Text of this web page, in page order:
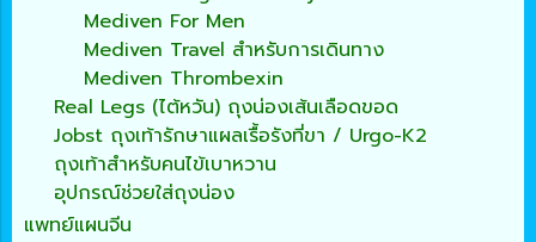
Mediven For Men
Mediven Travel สำหรับการเดินทาง
Mediven Thrombexin
Real Legs (ไต้หวัน) ถุงน่องเส้นเลือดขอด
Jobst ถุงเท้ารักษาแผลเรื้อรังที่ขา / Urgo-K2
ถุงเท้าสำหรับคนไข้เบาหวาน
อุปกรณ์ช่วยใส่ถุงน่อง
แพทย์แผนจีน